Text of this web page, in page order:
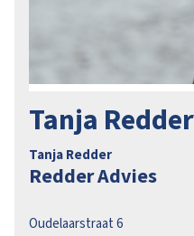
Tanja
Tanja Redder
Redder Advies
Oudelaarstraat 6